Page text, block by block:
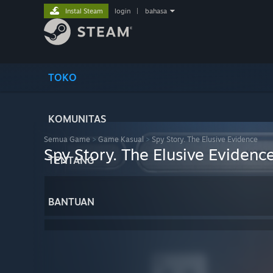
TOKO
KOMUNITAS
TENTANG
BANTUAN
Instal Steam login bahasa
Semua Game > Game Kasual > Spy Story. The Elusive Evidence
Spy Story. The Elusive